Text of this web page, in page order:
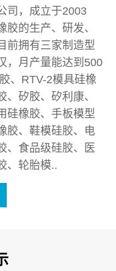
司，成立于2003
的生产、研发、
前拥有三家制造型
，月产量能达到500
、RTV-2模具硅橡
矽胶、矽利康、
硅橡胶、手板模型
胶、鞋模硅胶、电
、食品级硅胶、医
、轮胎模..